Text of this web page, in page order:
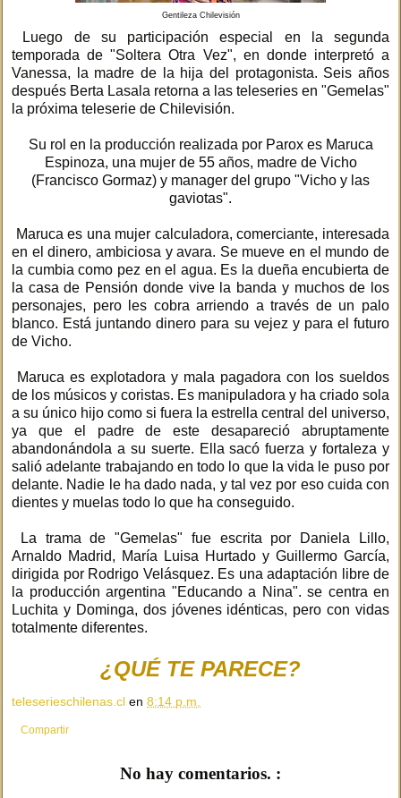
Gentileza Chilevisión
Luego de su participación especial en la segunda
temporada de "Soltera Otra Vez", en donde interpretó a
Vanessa, la madre de la hija del protagonista. Seis años
después Berta Lasala retorna a las teleseries en "Gemelas"
la próxima teleserie de Chilevisión.
Su rol en la producción realizada por Parox es Maruca
Espinoza, una mujer de 55 años, madre de Vicho
(Francisco Gormaz) y manager del grupo "Vicho y las
gaviotas".
Maruca es una mujer calculadora, comerciante, interesada
en el dinero, ambiciosa y avara. Se mueve en el mundo de
la cumbia como pez en el agua. Es la dueña encubierta de
la casa de Pensión donde vive la banda y muchos de los
personajes, pero les cobra arriendo a través de un palo
blanco. Está juntando dinero para su vejez y para el futuro
de Vicho.
Maruca es explotadora y mala pagadora con los sueldos
de los músicos y coristas. Es manipuladora y ha criado sola
a su único hijo como si fuera la estrella central del universo,
ya que el padre de este desapareció abruptamente
abandonándola a su suerte. Ella sacó fuerza y fortaleza y
salió adelante trabajando en todo lo que la vida le puso por
delante. Nadie le ha dado nada, y tal vez por eso cuida con
dientes y muelas todo lo que ha conseguido.
La trama de "Gemelas" fue escrita por Daniela Lillo,
Arnaldo Madrid, María Luisa Hurtado y Guillermo García,
dirigida por Rodrigo Velásquez. Es una adaptación libre de
la producción argentina "Educando a Nina". se centra en
Luchita y Dominga, dos jóvenes idénticas, pero con vidas
totalmente diferentes.
¿QUÉ TE PARECE?
teleserieschilenas.cl en 8:14 p.m.
Compartir
No hay comentarios. :